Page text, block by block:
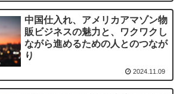
中国仕入れ、アメリカアマゾン物
販ビジネスの魅力と、ワクワクし
ながら進めるための人とのつなが
り
2024.11.09